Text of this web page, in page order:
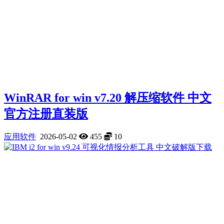
WinRAR for win v7.20 解压缩软件 中文
官方注册直装版
应用软件 2026-05-02 455 10